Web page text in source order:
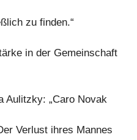
zu finden.“
in der Gemeinschaft
Aulitzky: „Caro Novak
Verlust ihres Mannes